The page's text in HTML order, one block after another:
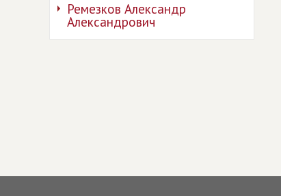
Ремезков Александр
Александрович